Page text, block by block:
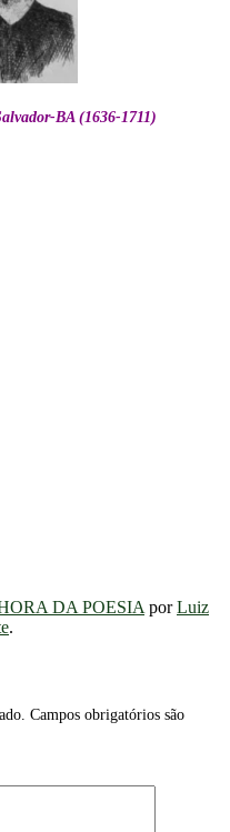
BA (1636-1711)
DA POESIA porLuiz
.
Campos obrigatórios são